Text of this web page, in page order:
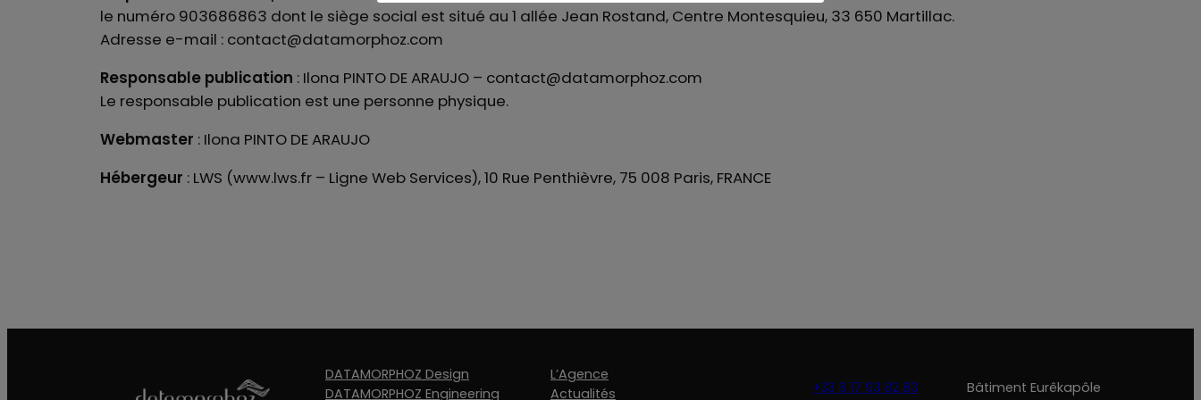
le numéro 903686863 dont le siège social est situé au 1 allée Jean Rostand, Centre Montesquieu, 33 650 Martillac.
Adresse e-mail : contact@datamorphoz.com
Responsable publication : Ilona PINTO DE ARAUJO – contact@datamorphoz.com
Le responsable publication est une personne physique.
Webmaster : Ilona PINTO DE ARAUJO
Hébergeur : LWS (www.lws.fr – Ligne Web Services), 10 Rue Penthièvre, 75 008 Paris, FRANCE
DATAMORPHOZ Design
DATAMORPHOZ Engineering
L’Agence
Actualités
+33 6 17 93 82 83
Bâtiment Eurêkapôle